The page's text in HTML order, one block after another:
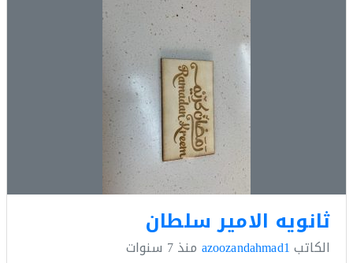
الامير سلطان
azoozandahmad1منذ7 سنوات